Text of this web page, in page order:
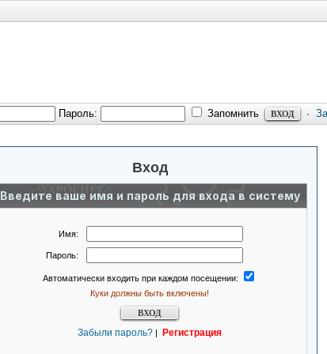
Пароль: Запомнить ·
Вход
Введите ваше имя и пароль для входа в систему
Имя:
Пароль:
Автоматически входить при каждом посещении:
Куки должны быть включены!
Забыли пароль? | Регистрация